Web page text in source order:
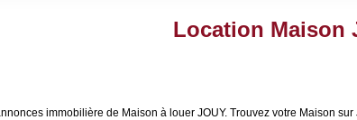
Location Maison
immobilière de Maison à louer JOUY. Trouvez votre Maison